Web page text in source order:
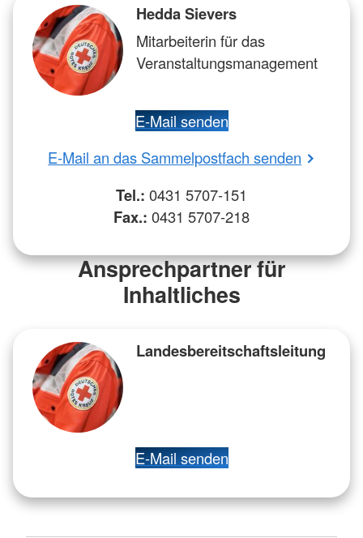
Hedda Sievers
Mitarbeiterin für das
Veranstaltungsmanagement
E-Mail senden
E-Mail an das Sammelpostfach senden
Tel.: 0431 5707-151
Fax.: 0431 5707-218
Ansprechpartner für
Inhaltliches
Landesbereitschaftsleitung
E-Mail senden